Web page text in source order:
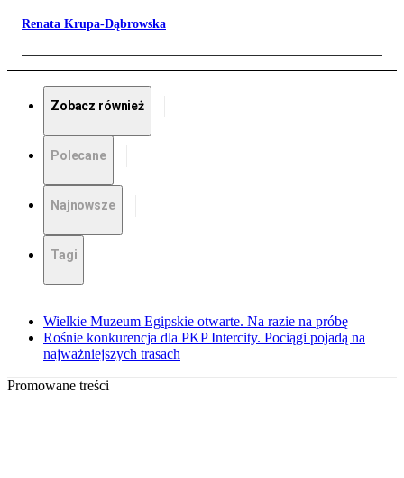
Renata Krupa-Dąbrowska
Zobacz również
Polecane
Najnowsze
Tagi
Wielkie Muzeum Egipskie otwarte. Na razie na próbę
Rośnie konkurencja dla PKP Intercity. Pociągi pojadą na
najważniejszych trasach
Promowane treści